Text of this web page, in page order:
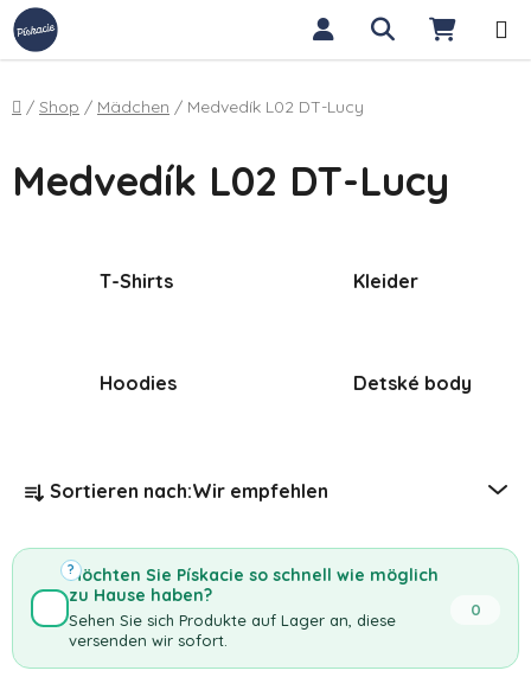
Zum Inhalt springen Suchen
Startseite
/ Shop / Mädchen / Medvedík L02 DT-Lucy
Medvedík L02 DT-Lucy
T-Shirts Kleider
Hoodies Detské body
Sortieren nach:Wir empfehlen
Möchten Sie Pískacie so schnell wie möglich
zu Hause haben?
Sehen Sie sich Produkte auf Lager an, diese
versenden wir sofort.
0
?